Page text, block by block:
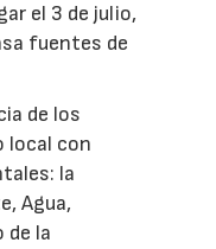
el 3 de julio,
fuentes de
de los
local con
la
Agua,
la